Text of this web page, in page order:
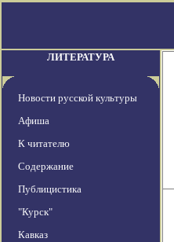
ЛИТЕРАТУРА
Новости русской культуры
Афиша
К читателю
Содержание
Публицистика
"Курск"
Кавказ